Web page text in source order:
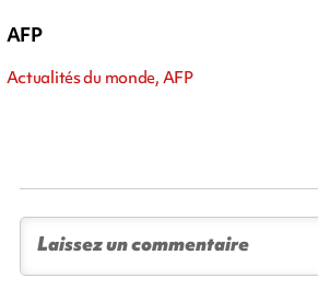
AFP
Actualités du monde, AFP